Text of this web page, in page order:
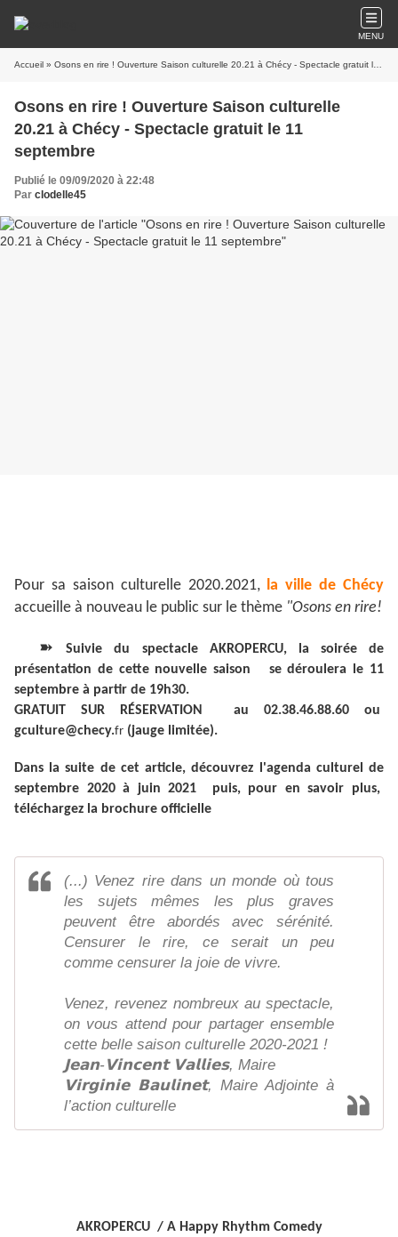
MENU
Accueil » Osons en rire ! Ouverture Saison culturelle 20.21 à Chécy - Spectacle gratuit le 11 septembre
Osons en rire ! Ouverture Saison culturelle
20.21 à Chécy - Spectacle gratuit le 11
septembre
Publié le 09/09/2020 à 22:48
Par clodelle45
Pour sa saison culturelle 2020.2021, la ville de Chécy
accueille à nouveau le public sur le thème "Osons en rire!
➽Suivie du spectacle AKROPERCU, la soirée de
présentation de cette nouvelle saison se déroulera le 11
septembre à partir de 19h30.
GRATUIT SUR RÉSERVATION
au 02.38.46.88.60 ou
gculture@checy.fr (jauge limitée).
Dans la suite de cet article, découvrez l'agenda culturel de
septembre 2020 à juin 2021 puis, pour en savoir plus,
téléchargez la brochure officielle
(...) Venez rire dans un monde où tous
les sujets mêmes les plus graves
peuvent être abordés avec sérénité.
Censurer le rire, ce serait un peu
comme censurer la joie de vivre.
Venez, revenez nombreux au spectacle,
on vous attend pour partager ensemble
cette belle saison culturelle 2020-2021 !
𝗝𝗲𝗮𝗻-𝗩𝗶𝗻𝗰𝗲𝗻𝘁 𝗩𝗮𝗹𝗹𝗶𝗲𝘀, Maire
𝗩𝗶𝗿𝗴𝗶𝗻𝗶𝗲 𝗕𝗮𝘂𝗹𝗶𝗻𝗲𝘁, Maire Adjointe à
l’action culturelle
AKROPERCU / A Happy Rhythm Comedy